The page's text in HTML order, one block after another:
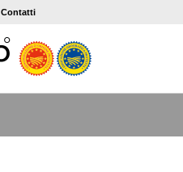
Contatti